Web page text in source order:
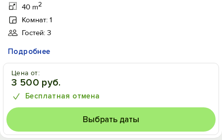
40 m2
Комнат: 1
Гостей: 3
Подробнее
Цена от:
3 500 руб.
Бесплатная отмена
Выбрать даты